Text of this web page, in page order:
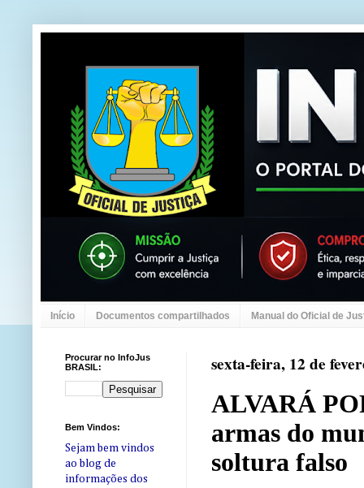
Início Documentos compartilhados Manual do Oficial de
sexta-feira, 12 de
ALVARÁ
armas do
soltura falso
Procurar no InfoJus
BRASIL:
Bem Vindos:
Sejam bem vindos
ao blog de
informações dos